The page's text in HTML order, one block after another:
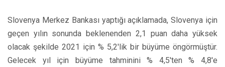
Slovenya Merkez Bankası yaptığı açıklamada, Slovenya için
geçen yılın sonunda beklenenden 2,1 puan daha yüksek
olacak şekilde 2021 için % 5,2'lik bir büyüme öngörmüştür.
Gelecek yıl için büyüme tahminini % 4,5'ten % 4,8'e